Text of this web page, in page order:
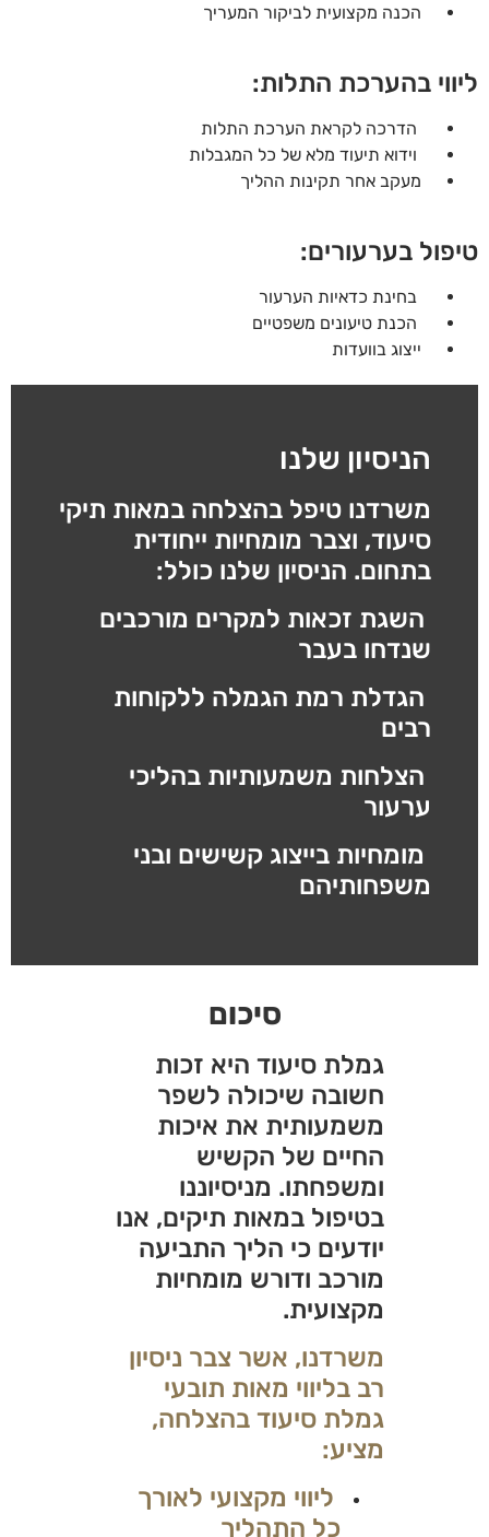
הכנה מקצועית לביקור המעריך
ליווי בהערכת התלות:
הדרכה לקראת הערכת התלות
וידוא תיעוד מלא של כל המגבלות
מעקב אחר תקינות ההליך
טיפול בערעורים:
בחינת כדאיות הערעור
הכנת טיעונים משפטיים
ייצוג בוועדות
הניסיון שלנו
משרדנו טיפל בהצלחה במאות תיקי
סיעוד, וצבר מומחיות ייחודית
בתחום. הניסיון שלנו כולל:
השגת זכאות למקרים מורכבים
שנדחו בעבר
הגדלת רמת הגמלה ללקוחות
רבים
הצלחות משמעותיות בהליכי
ערעור
מומחיות בייצוג קשישים ובני
משפחותיהם
סיכום
גמלת סיעוד היא זכות
חשובה שיכולה לשפר
משמעותית את איכות
החיים של הקשיש
ומשפחתו. מניסיוננו
בטיפול במאות תיקים, אנו
יודעים כי הליך התביעה
מורכב ודורש מומחיות
מקצועית.
משרדנו, אשר צבר ניסיון
רב בליווי מאות תובעי
גמלת סיעוד בהצלחה,
מציע:
ליווי מקצועי לאורך
כל התהליך